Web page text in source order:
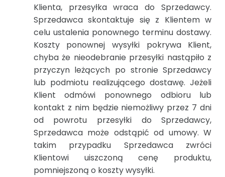
Klienta, przesyłka wraca do Sprzedawcy.
Sprzedawca skontaktuje się z Klientem w
celu ustalenia ponownego terminu dostawy.
Koszty ponownej wysyłki pokrywa Klient,
chyba że nieodebranie przesyłki nastąpiło z
przyczyn leżących po stronie Sprzedawcy
lub podmiotu realizującego dostawę. Jeżeli
Klient odmówi ponownego odbioru lub
kontakt z nim będzie niemożliwy przez 7 dni
od powrotu przesyłki do Sprzedawcy,
Sprzedawca może odstąpić od umowy. W
takim przypadku Sprzedawca zwróci
Klientowi uiszczoną cenę produktu,
pomniejszoną o koszty wysyłki.